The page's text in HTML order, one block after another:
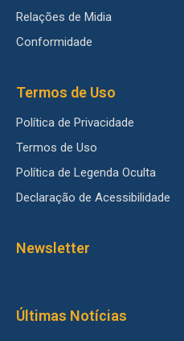
Relações de Midia
Conformidade
Termos de Uso
Política de Privacidade
Termos de Uso
Política de Legenda Oculta
Declaração de Acessibilidade
Newsletter
Últimas Notícias